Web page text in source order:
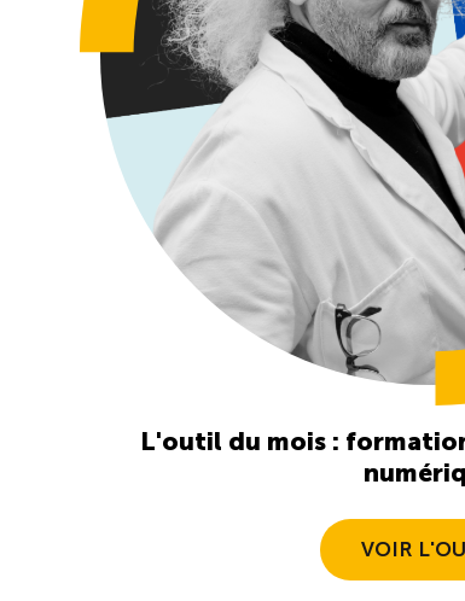
Et si vos
entrevues?
En savoir +
L'outil du mois :
VOIR